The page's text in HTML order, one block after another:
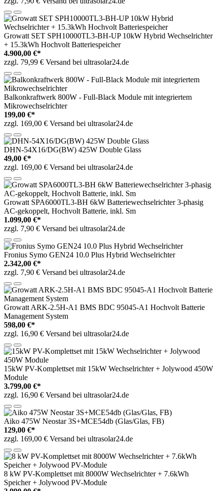
Growatt SET SPH10000TL3-BH-UP 10kW Hybrid Wechselrichter
+ 15.3kWh Hochvolt Batteriespeicher
4.900,00 €*
zzgl. 79,99 € Versand bei ultrasolar24.de
Balkonkraftwerk 800W - Full-Black Module mit integriertem
Mikrowechselrichter
199,00 €*
zzgl. 169,00 € Versand bei ultrasolar24.de
DHN-54X16/DG(BW) 425W Double Glass
49,00 €*
zzgl. 169,00 € Versand bei ultrasolar24.de
Growatt SPA6000TL3-BH 6kW Batteriewechselrichter 3-phasig
AC-gekoppelt, Hochvolt Batterie, inkl. Sm
1.099,00 €*
zzgl. 7,90 € Versand bei ultrasolar24.de
Fronius Symo GEN24 10.0 Plus Hybrid Wechselrichter
2.342,00 €*
zzgl. 7,90 € Versand bei ultrasolar24.de
Growatt ARK-2.5H-A1 BMS BDC 95045-A1 Hochvolt Batterie
Management System
598,00 €*
zzgl. 16,90 € Versand bei ultrasolar24.de
15kW PV-Komplettset mit 15kW Wechselrichter + Jolywood 450W
Module
3.799,00 €*
zzgl. 16,90 € Versand bei ultrasolar24.de
Aiko 475W Neostar 3S+MCE54db (Glas/Glas, FB)
129,00 €*
zzgl. 169,00 € Versand bei ultrasolar24.de
8 kW PV-Komplettset mit 8000W Wechselrichter + 7.6kWh
Speicher + Jolywood PV-Module